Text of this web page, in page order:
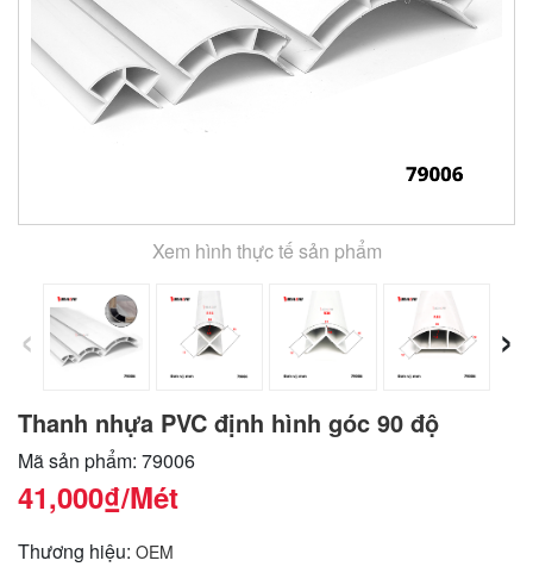
Xem hình thực tế sản phẩm
‹ ›
Thanh nhựa PVC định hình góc 90 độ
Mã sản phẩm: 79006
41,000₫/Mét
Thương hiệu: OEM